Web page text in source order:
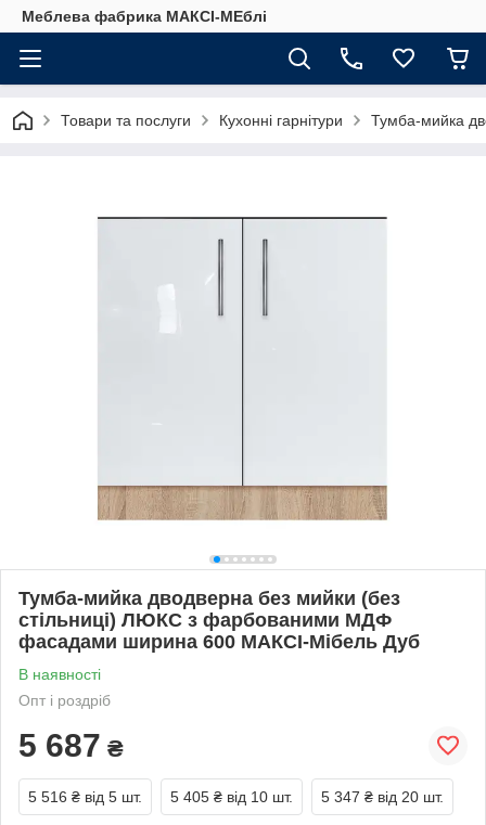
Меблева фабрика МАКСІ-МЕблі
Товари та послуги Кухонні гарнітури Тумба-мийка
Тумба-мийка дводверна без мийки (без
стільниці) ЛЮКС з фарбованими МДФ
фасадами ширина 600 МАКСІ-Мібель Дуб
В наявності
Опт і роздріб
5 687 ₴
5 516 ₴ від 5 шт. 5 405 ₴ від 10 шт. 5 347 ₴ від 20 шт.